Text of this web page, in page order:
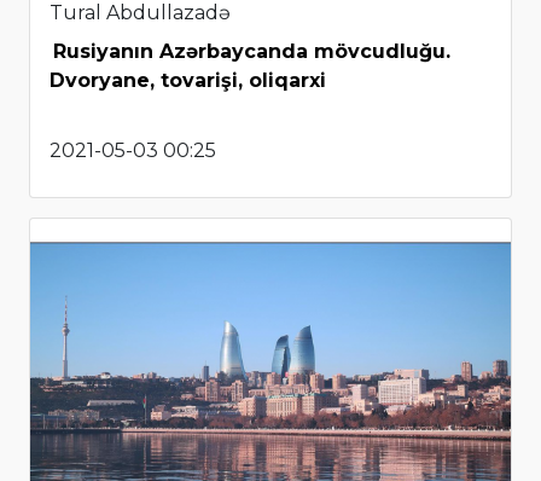
Tural Abdullazadə
Rusiyanın Azərbaycanda mövcudluğu.
Dvoryane, tovarişi, oliqarxi
2021-05-03 00:25